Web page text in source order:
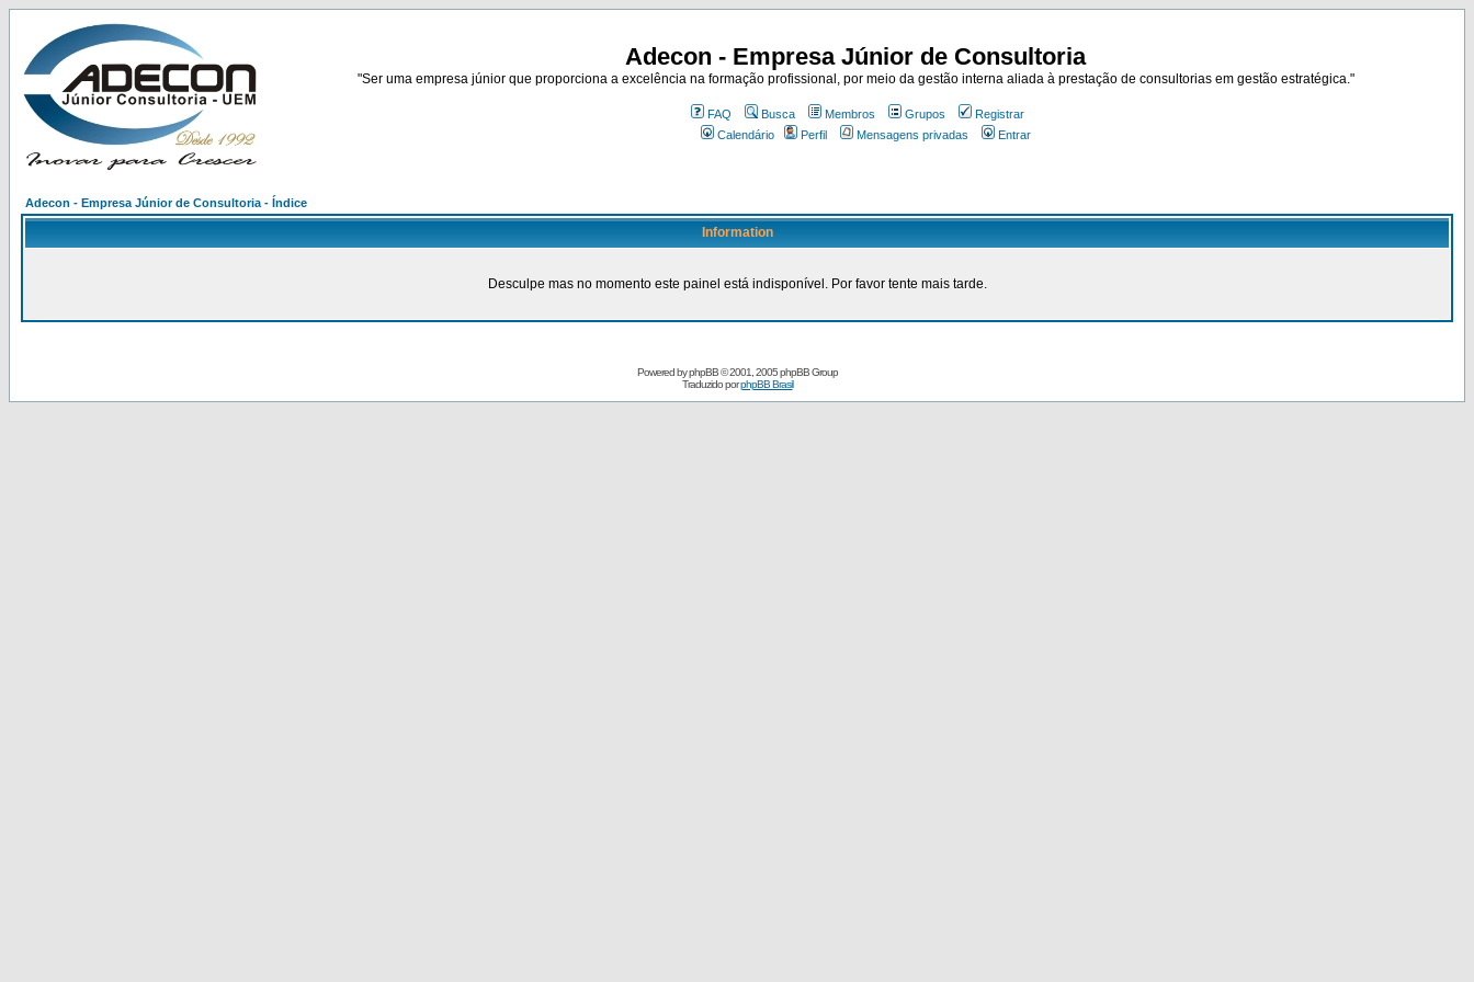
Adecon - Empresa Júnior de Consultoria
"Ser uma empresa júnior que proporciona a excelência na formação profissional, por meio da gestão interna aliada à prestação de consultorias em gestão estratégica."
FAQ Busca Membros Grupos
Registrar
Calendário
Perfil Mensagens privadas Entrar
Adecon - Empresa Júnior de Consultoria - Índice
Information
Desculpe mas no momento este painel está indisponível. Por favor tente mais tarde.
Powered byphpBB© 2001, 2005 phpBB Group
Traduzido porphpBB Brasil